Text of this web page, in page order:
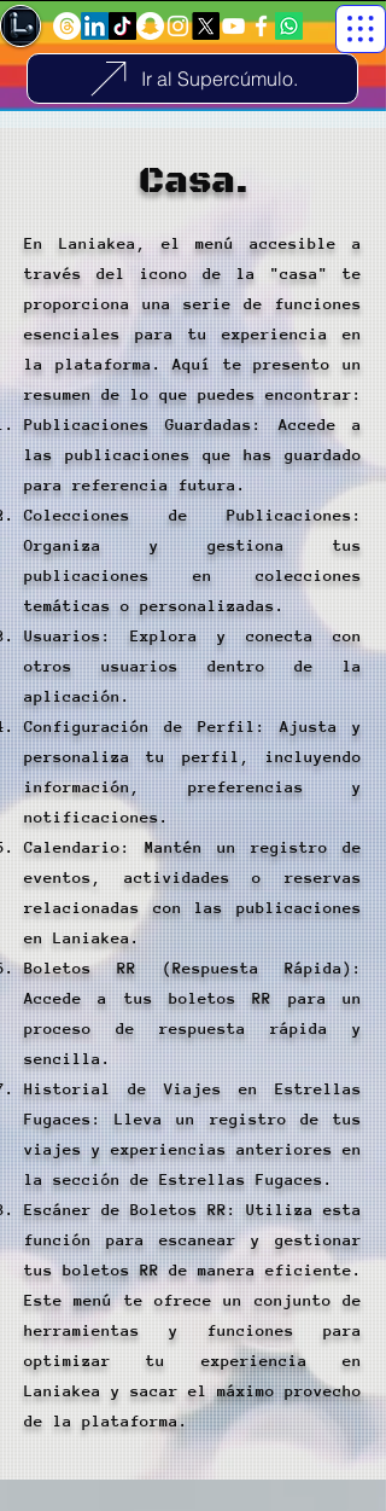
Ir al Supercúmulo.
Casa.
En Laniakea, el menú accesible a
través del icono de la "casa" te
proporciona una serie de funciones
esenciales para tu experiencia en
la plataforma. Aquí te presento un
resumen de lo que puedes encontrar:
Publicaciones Guardadas: Accede a
las publicaciones que has guardado
para referencia futura.
Colecciones de Publicaciones:
Organiza y gestiona tus
publicaciones en colecciones
temáticas o personalizadas.
Usuarios: Explora y conecta con
otros usuarios dentro de la
aplicación.
Configuración de Perfil: Ajusta y
personaliza tu perfil, incluyendo
información, preferencias y
notificaciones.
Calendario: Mantén un registro de
eventos, actividades o reservas
relacionadas con las publicaciones
en Laniakea.
Boletos RR (Respuesta Rápida):
Accede a tus boletos RR para un
proceso de respuesta rápida y
sencilla.
Historial de Viajes en Estrellas
Fugaces: Lleva un registro de tus
viajes y experiencias anteriores en
la sección de Estrellas Fugaces.
Escáner de Boletos RR: Utiliza esta
función para escanear y gestionar
tus boletos RR de manera eficiente.
Este menú te ofrece un conjunto de
herramientas y funciones para
optimizar tu experiencia en
Laniakea y sacar el máximo provecho
de la plataforma.